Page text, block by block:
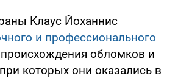
Клаус Йоханнис
и профессионального
происхождения обломков и
которых они оказались в